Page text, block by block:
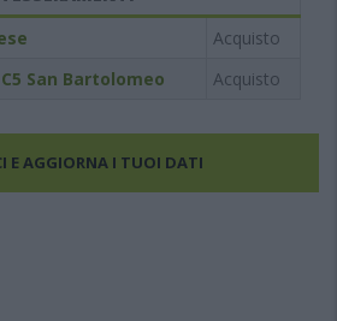
Acquisto
San Bartolomeo Acquisto
E AGGIORNA I TUOI DATI